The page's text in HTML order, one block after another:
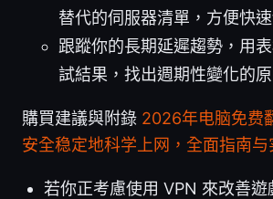
替代的伺服器清單，方便快速
跟蹤你的長期延遲趨勢，用
試結果，找出週期性變化的原
購買建議與附錄 2026年电脑免费
安全稳定地科学上网，全面指南
若你正考慮使用 VPN 來改善